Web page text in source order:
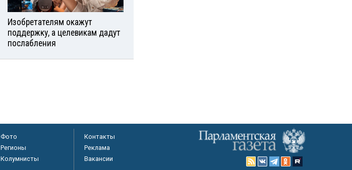
Изобретателям окажут
поддержку, а целевикам дадут
послабления
Фото
Регионы
Колумнисты
Контакты
Реклама
Вакансии